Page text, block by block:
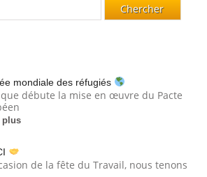
mondiale des réfugiés
débute la mise en œuvre du Pacte
plus
de la fête du Travail, nous tenons